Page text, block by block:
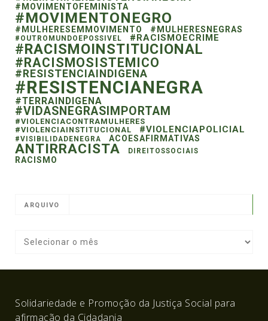
#MOVIMENTOFEMINISTA
#MOVIMENTONEGRO
#MULHERESEMMOVIMENTO #MULHERESNEGRAS
#OUTROMUNDOEPOSSIVEL #RACISMOECRIME
#RACISMOINSTITUCIONAL
#RACISMOSISTEMICO
#RESISTENCIAINDIGENA
#RESISTENCIANEGRA
#TERRAINDIGENA
#VIDASNEGRASIMPORTAM
#VIOLENCIACONTRAMULHERES
#VIOLENCIAINSTITUCIONAL
#VIOLENCIAPOLICIAL
#VISIBILIDADENEGRA ACOESAFIRMATIVAS
ANTIRRACISTA DIREITOSSOCIAIS
RACISMO
ARQUIVO
Solidariedade e Promoção da Justiça Social para
afirmação da Cidadania